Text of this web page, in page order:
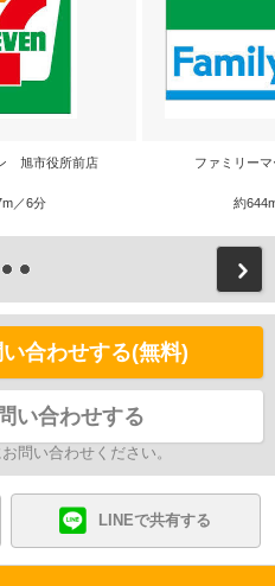
旭市役所前店
／6分
ファミリー
約
合わせする(無料)
い合わせする
問い合わせください。
LINEで共有する